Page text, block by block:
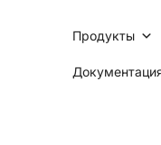
Продукты